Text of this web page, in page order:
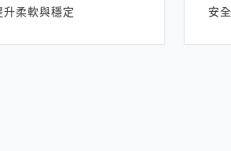
柔軟與穩定 安